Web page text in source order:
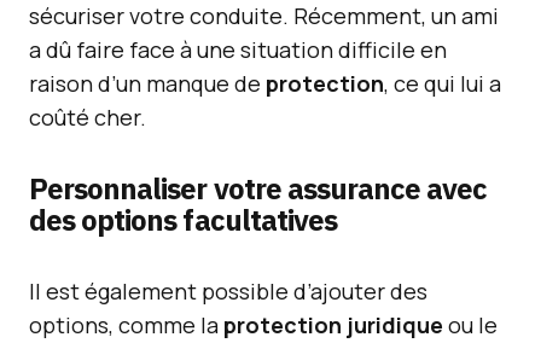
sécuriser votre conduite. Récemment, un ami
a dû faire face à une situation difficile en
raison d’un manque de protection, ce qui lui a
coûté cher.
Personnaliser votreassuranceavec
des options facultatives
Il est également possible d’ajouter des
options, comme la protection juridique ou le